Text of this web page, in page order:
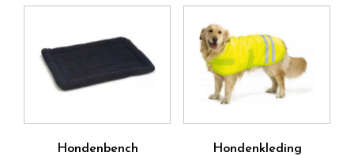
Hondenbench Hondenkleding